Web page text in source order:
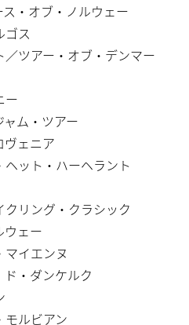
・オブ・ノルウェー
ゴス
ツアー・オブ・デンマー
ー
ム・ツアー
ヴェニア
ヘット・ハーヘラント
リング・クラシック
ウェー
マイエンヌ
・ダンケルク
モルビアン